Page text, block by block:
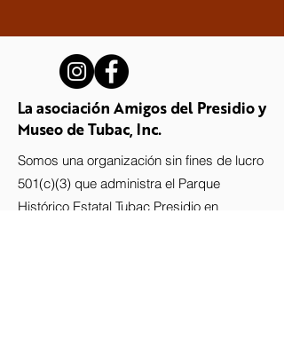
La asociación Amigos del Presidio y
Museo de Tubac, Inc.
Somos una organización sin fines de lucro
501(c)(3) que administra el Parque
Histórico Estatal Tubac Presidio en